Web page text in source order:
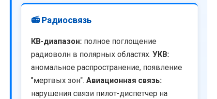
📻 Радиосвязь
КВ-диапазон: полное поглощение
радиоволн в полярных областях. УКВ:
аномальное распространение, появление
"мертвых зон". Авиационная связь:
нарушения связи пилот-диспетчер на